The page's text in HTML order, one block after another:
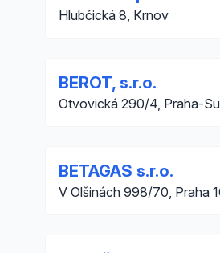
Hlubčická 8, Krnov
BEROT, s.r.o.
Otvovická 290/4, Praha-
BETAGAS s.r.o.
V Olšinách 998/70, Praha